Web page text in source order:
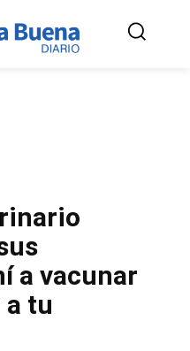
a vacunar
tu